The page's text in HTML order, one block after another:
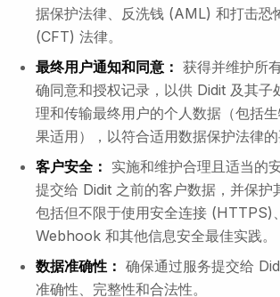
据保护法律、反洗钱 (AML) 和打击恐
(CFT) 法律。
最终用户通知和同意： 获得并维护所
确同意和授权记录，以供 Didit 及其子
理和传输最终用户的个人数据（包括
果适用），以符合适用数据保护法律的
客户安全： 实施和维护合理且适当的
提交给 Didit 之前的客户数据，并保护
包括但不限于使用安全连接 (HTTPS)
Webhook 和其他信息安全最佳实践。
数据准确性： 确保通过服务提交给
准确性、完整性和合法性。